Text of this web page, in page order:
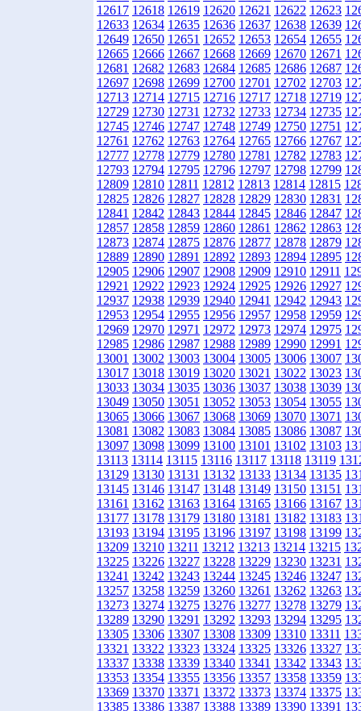
12617 12618 12619 12620 12621 12622 12623
12633 12634 12635 12636 12637 12638 12639
12649 12650 12651 12652 12653 12654 12655
12665 12666 12667 12668 12669 12670 12671
12681 12682 12683 12684 12685 12686 12687
12697 12698 12699 12700 12701 12702 12703
12713 12714 12715 12716 12717 12718 12719
12729 12730 12731 12732 12733 12734 12735
12745 12746 12747 12748 12749 12750 12751
12761 12762 12763 12764 12765 12766 12767
12777 12778 12779 12780 12781 12782 12783
12793 12794 12795 12796 12797 12798 12799
12809 12810 12811 12812 12813 12814 12815
12825 12826 12827 12828 12829 12830 12831
12841 12842 12843 12844 12845 12846 12847
12857 12858 12859 12860 12861 12862 12863
12873 12874 12875 12876 12877 12878 12879
12889 12890 12891 12892 12893 12894 12895
12905 12906 12907 12908 12909 12910 12911
12921 12922 12923 12924 12925 12926 12927
12937 12938 12939 12940 12941 12942 12943
12953 12954 12955 12956 12957 12958 12959
12969 12970 12971 12972 12973 12974 12975
12985 12986 12987 12988 12989 12990 12991
13001 13002 13003 13004 13005 13006 13007
13017 13018 13019 13020 13021 13022 13023
13033 13034 13035 13036 13037 13038 13039
13049 13050 13051 13052 13053 13054 13055
13065 13066 13067 13068 13069 13070 13071
13081 13082 13083 13084 13085 13086 13087
13097 13098 13099 13100 13101 13102 13103
13113 13114 13115 13116 13117 13118 13119
13129 13130 13131 13132 13133 13134 13135
13145 13146 13147 13148 13149 13150 13151
13161 13162 13163 13164 13165 13166 13167
13177 13178 13179 13180 13181 13182 13183
13193 13194 13195 13196 13197 13198 13199
13209 13210 13211 13212 13213 13214 13215
13225 13226 13227 13228 13229 13230 13231
13241 13242 13243 13244 13245 13246 13247
13257 13258 13259 13260 13261 13262 13263
13273 13274 13275 13276 13277 13278 13279
13289 13290 13291 13292 13293 13294 13295
13305 13306 13307 13308 13309 13310 13311
13321 13322 13323 13324 13325 13326 13327
13337 13338 13339 13340 13341 13342 13343
13353 13354 13355 13356 13357 13358 13359
13369 13370 13371 13372 13373 13374 13375
13385 13386 13387 13388 13389 13390 13391